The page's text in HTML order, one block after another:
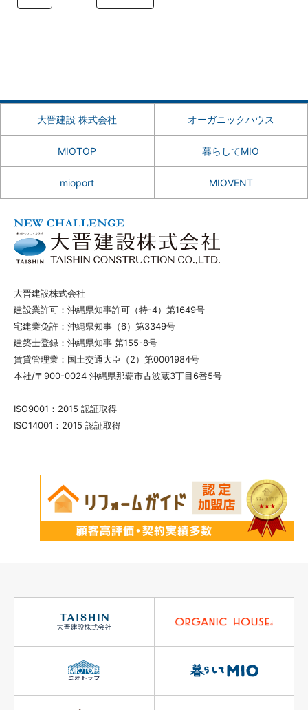
大晋建設 株式会社 オーガニックハウス
MIOTOP 暮らしてMIO
mioport MIOVENT
大晋建設株式会社
建設業許可：沖縄県知事許可（特-4）第1649号
宅建業免許：沖縄県知事（6）第3349号
建築士登録：沖縄県知事 第155-8号
賃貸管理業：国土交通大臣（2）第0001984号
本社/〒900-0024 沖縄県那覇市古波蔵3丁目6番5号
ISO9001：2015 認証取得
ISO14001：2015 認証取得